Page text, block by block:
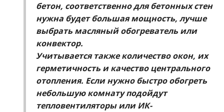
бетон, соответственно для бетонных стен
нужна будет большая мощность, лучше
выбрать масляный обогреватель или
конвектор.
Учитывается также количество окон, их
герметичность и качество центрального
отопления. Если нужно быстро обогреть
небольшую комнату подойдут
тепловентиляторы или ИК-